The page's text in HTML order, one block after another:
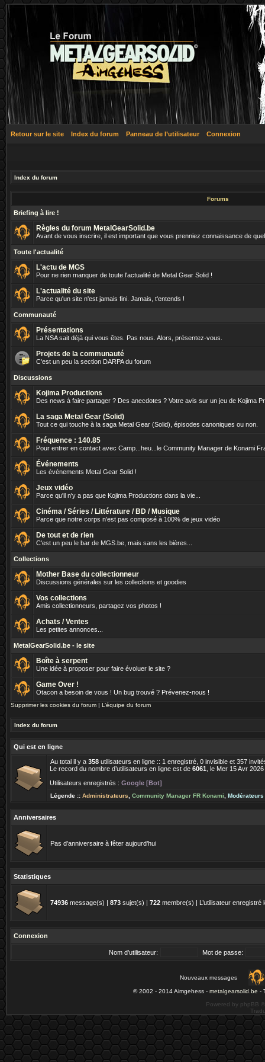
Retour sur le site Index du forum Panneau de l’utilisateur Connexion
Index du forum
Forums
Briefing à lire !
Règles du forum MetalGearSolid.be
Avant de vous inscrire, il est important que vous prenniez connaissance de
Toute l'actualité
L'actu de MGS
Pour ne rien manquer de toute l'actualité de Metal Gear Solid !
L'actualité du site
Parce qu'un site n'est jamais fini. Jamais, t'entends !
Communauté
Présentations
La NSA sait déjà qui vous êtes. Pas nous. Alors, présentez-vous.
Projets de la communauté
C'est un peu la section DARPA du forum
Discussions
Kojima Productions
Des news à faire partager ? Des anecdotes ? Votre avis sur un jeu de Kojima
La saga Metal Gear (Solid)
Tout ce qui touche à la saga Metal Gear (Solid), épisodes canoniques ou non.
Fréquence : 140.85
Pour entrer en contact avec Camp...heu...le Community Manager de Konami
Événements
Les événements Metal Gear Solid !
Jeux vidéo
Parce qu'il n'y a pas que Kojima Productions dans la vie...
Cinéma / Séries / Littérature / BD / Musique
Parce que notre corps n'est pas composé à 100% de jeux vidéo
De tout et de rien
C'est un peu le bar de MGS.be, mais sans les bières...
Collections
Mother Base du collectionneur
Discussions générales sur les collections et goodies
Vos collections
Amis collectionneurs, partagez vos photos !
Achats / Ventes
Les petites annonces...
MetalGearSolid.be - le site
Boîte à serpent
Une idée à proposer pour faire évoluer le site ?
Game Over !
Otacon a besoin de vous ! Un bug trouvé ? Prévenez-nous !
Supprimer les cookies du forum | L’équipe du forum
Index du forum
Qui est en ligne
Au total il y a 358 utilisateurs en ligne :: 1 enregistré, 0 invisible et 357
Le record du nombre d’utilisateurs en ligne est de 6061 , le Mer 15 Avr
Utilisateurs enregistrés : Google [Bot]
Légende :: Administrateurs Community Manager FR Konami
Anniversaires
Pas d’anniversaire à fêter aujourd’hui
Statistiques
74936 message(s) | 873 sujet(s) | 722 membre(s) | L’utilisateur
Connexion
Nom d’utilisateur: Mot de passe:
Nouveaux messages
© 2002 - 2014 Aimgehess - metalgearsolid.be -
Powered by phpBB